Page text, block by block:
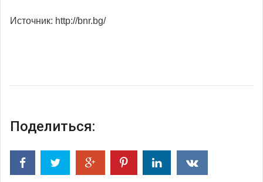
Источник: http://bnr.bg/
Поделиться: